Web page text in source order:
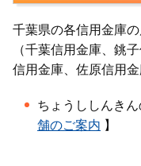
千葉県の各信用金庫
（千葉信用金庫、銚
信用金庫、佐原信用金
ちょうししんき
舗のご案内 】